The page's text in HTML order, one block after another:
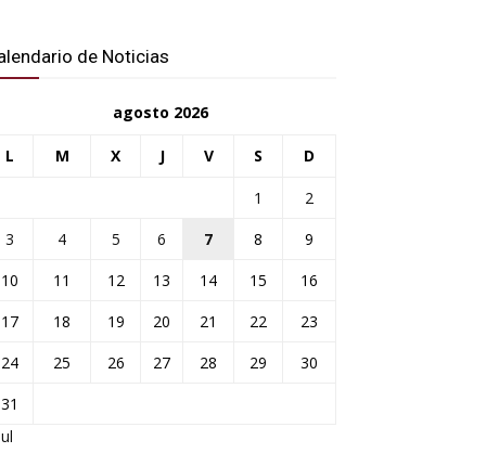
de Noticias
agosto 2026
L M X J V S D
1
2
3
4 5 6 7 8
9
10
11 12 13 14 15
16
17
18 19 20 21 22
23
24
25 26 27 28 29
30
31